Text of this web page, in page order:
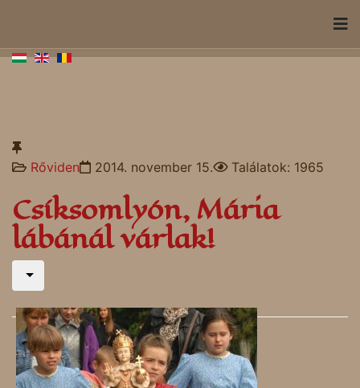
Rőviden 2014. november 15. Találatok: 1965
Csíksomlyón, Mária
lábánál várlak!